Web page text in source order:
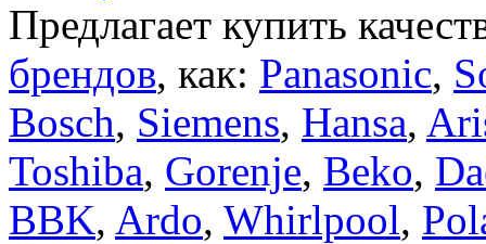
Предлагает купить
брендов, как: Panasonic,
Bosch, Siemens, Hansa,
Toshiba, Gorenje, Beko,
BBK, Ardo, Whirlpool,